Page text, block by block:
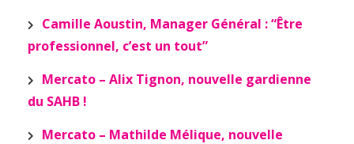
Camille Aoustin, Manager Général : “Être
professionnel, c’est un tout”
Mercato – Alix Tignon, nouvelle gardienne
du SAHB !
Mercato – Mathilde Mélique, nouvelle